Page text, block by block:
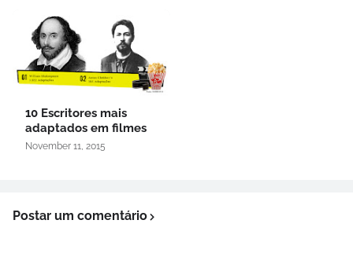
10 Escritores mais
adaptados em filmes
November 11, 2015
Postar um comentário